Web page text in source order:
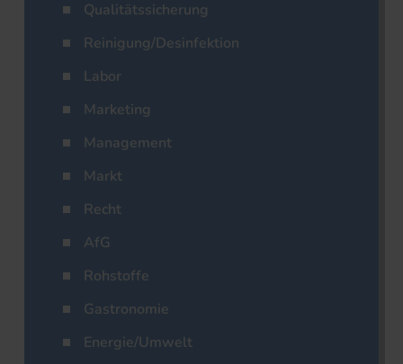
Qualitätssicherung
Reinigung/Desinfektion
Labor
Marketing
Management
Markt
Recht
AfG
Rohstoffe
Gastronomie
Energie/Umwelt